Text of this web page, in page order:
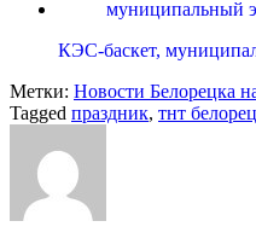
КЭС-баскет,
Метки: Новости Белорецка
Tagged праздник, тнт